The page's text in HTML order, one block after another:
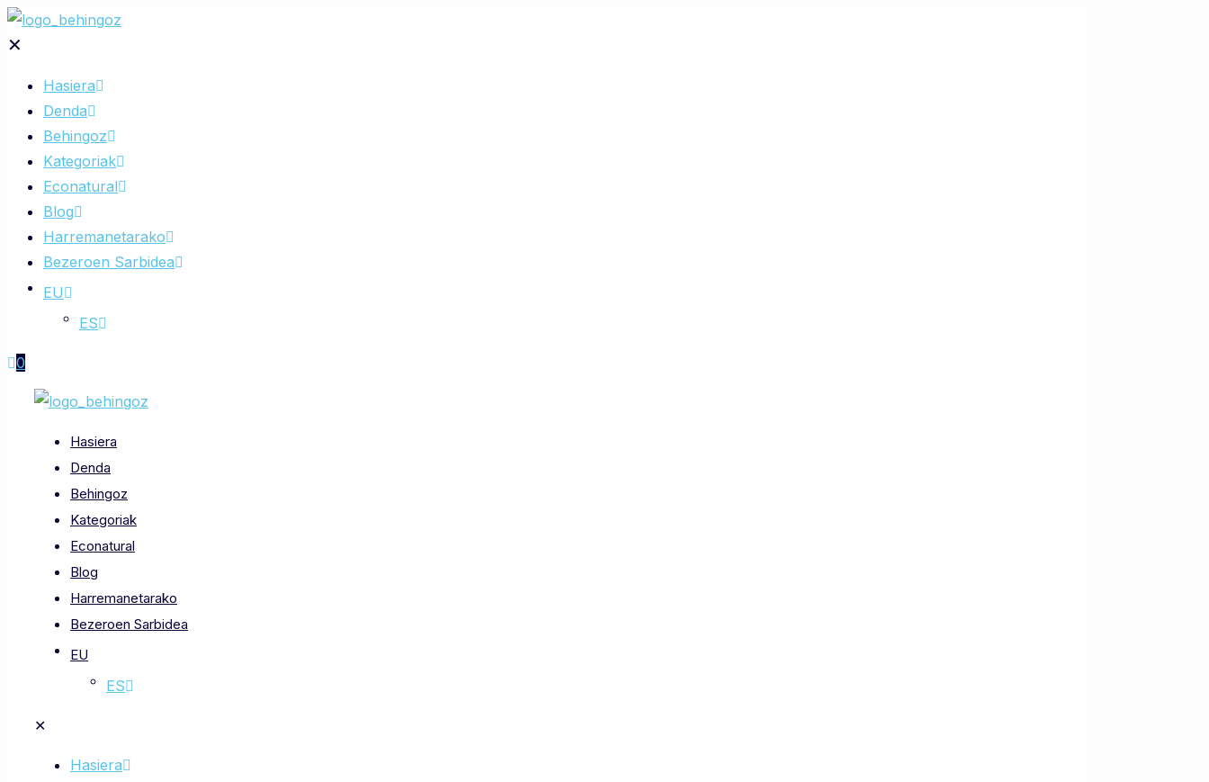
✕
Hasiera
Denda
Behingoz
Kategoriak
Econatural
Blog
Harremanetarako
Bezeroen Sarbidea
EU
ES
0
Hasiera
Denda
Behingoz
Kategoriak
Econatural
Blog
Harremanetarako
Bezeroen Sarbidea
EU
ES
✕
Hasiera